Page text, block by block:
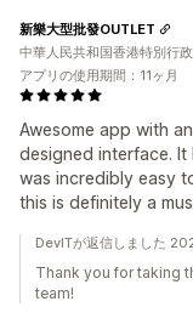
Awesome app with
designed interface. It
was incredibly easy
this is definitely a
新樂大型批發OUTLET
中華人民共和国香港特別行
アプリの使用期間：11ヶ月
DevITが返信しました
Thank you for taking
team!